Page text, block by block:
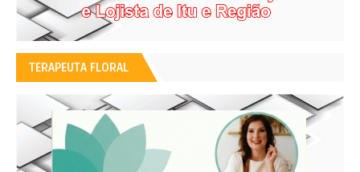
TERAPEUTA FLORAL